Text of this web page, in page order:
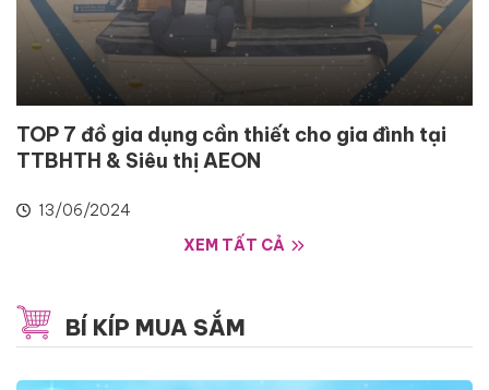
TOP 7 đồ gia dụng cần thiết cho gia đình tại
TTBHTH & Siêu thị AEON
13/06/2024
XEM TẤT CẢ
BÍ KÍP MUA SẮM